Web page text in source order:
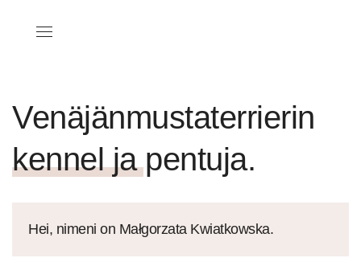
Venäjänmustaterrierin
kennel ja pentuja.
Hei, nimeni on Małgorzata Kwiatkowska.